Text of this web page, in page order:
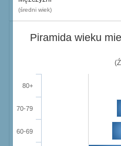
(średni wiek)
Piramida wieku
60-69
70-79
80+